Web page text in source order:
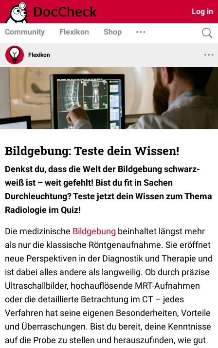
Log in
Community Flexikon Shop
Flexikon
Bildgebung: Teste dein Wissen!
Denkst du, dass die Welt der Bildgebung schwarz-
weiß ist – weit gefehlt! Bist du fit in Sachen
Durchleuchtung? Teste jetzt dein Wissen zum Thema
Radiologie im Quiz!
Die medizinische Bildgebung beinhaltet längst mehr
als nur die klassische Röntgenaufnahme. Sie eröffnet
neue Perspektiven in der Diagnostik und Therapie und
ist dabei alles andere als langweilig. Ob durch präzise
Ultraschallbilder, hochauflösende MRT-Aufnahmen
oder die detaillierte Betrachtung im CT – jedes
Verfahren hat seine eigenen Besonderheiten, Vorteile
und Überraschungen. Bist du bereit, deine Kenntnisse
auf die Probe zu stellen und herauszufinden, wie gut